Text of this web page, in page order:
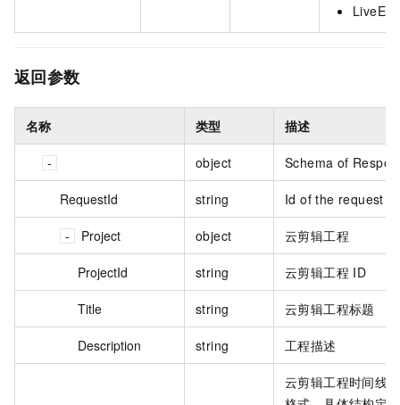
返回参数
名称 类型 描述
object Schema of
RequestId string Id of the request
Project object 云剪辑工程
ProjectId string 云剪辑工程 ID
Title string 云剪辑工程标题
Description string 工程描述
云剪辑工程时间线